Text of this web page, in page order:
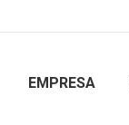
EMPRESA